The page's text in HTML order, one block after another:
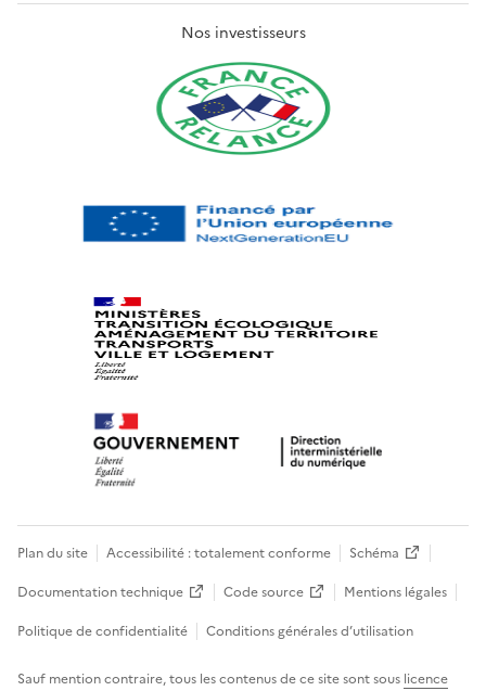
Nos investisseurs
Plan du site Accessibilité : totalement conforme
Schéma
Documentation technique
Code source
Mentions légales
Politique de confidentialité
Conditions générales d’utilisation
Sauf mention contraire, tous les contenus de ce site sont sous licence